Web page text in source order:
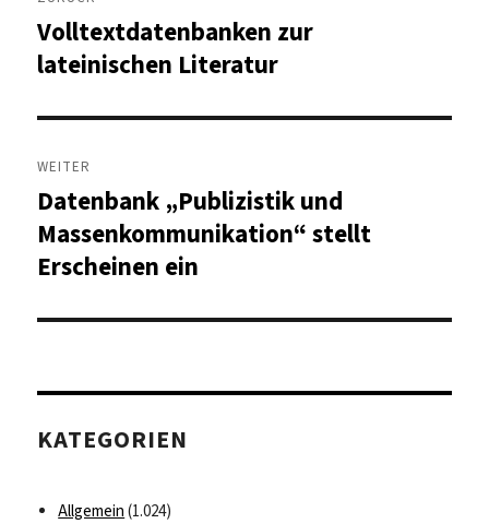
Vorheriger
Beitrag:
Volltextdatenbanken zur
lateinischen Literatur
WEITER
Nächster
Beitrag:
Datenbank „Publizistik und
Massenkommunikation“ stellt
Erscheinen ein
KATEGORIEN
Allgemein (1.024)